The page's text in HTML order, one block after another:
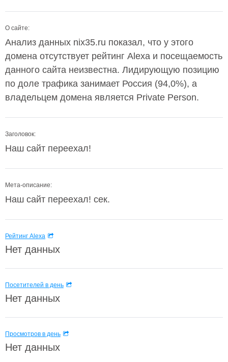
О сайте:
Анализ данных nix35.ru показал, что у этого
домена отсутствует рейтинг Alexa и посещаемость
данного сайта неизвестна. Лидирующую позицию
по доле трафика занимает Россия (94,0%), а
владельцем домена является Private Person.
Заголовок:
Наш сайт переехал!
Мета-описание:
Наш сайт переехал! сек.
Рейтинг Alexa
Нет данных
Посетителей в день
Нет данных
Просмотров в день
Нет данных